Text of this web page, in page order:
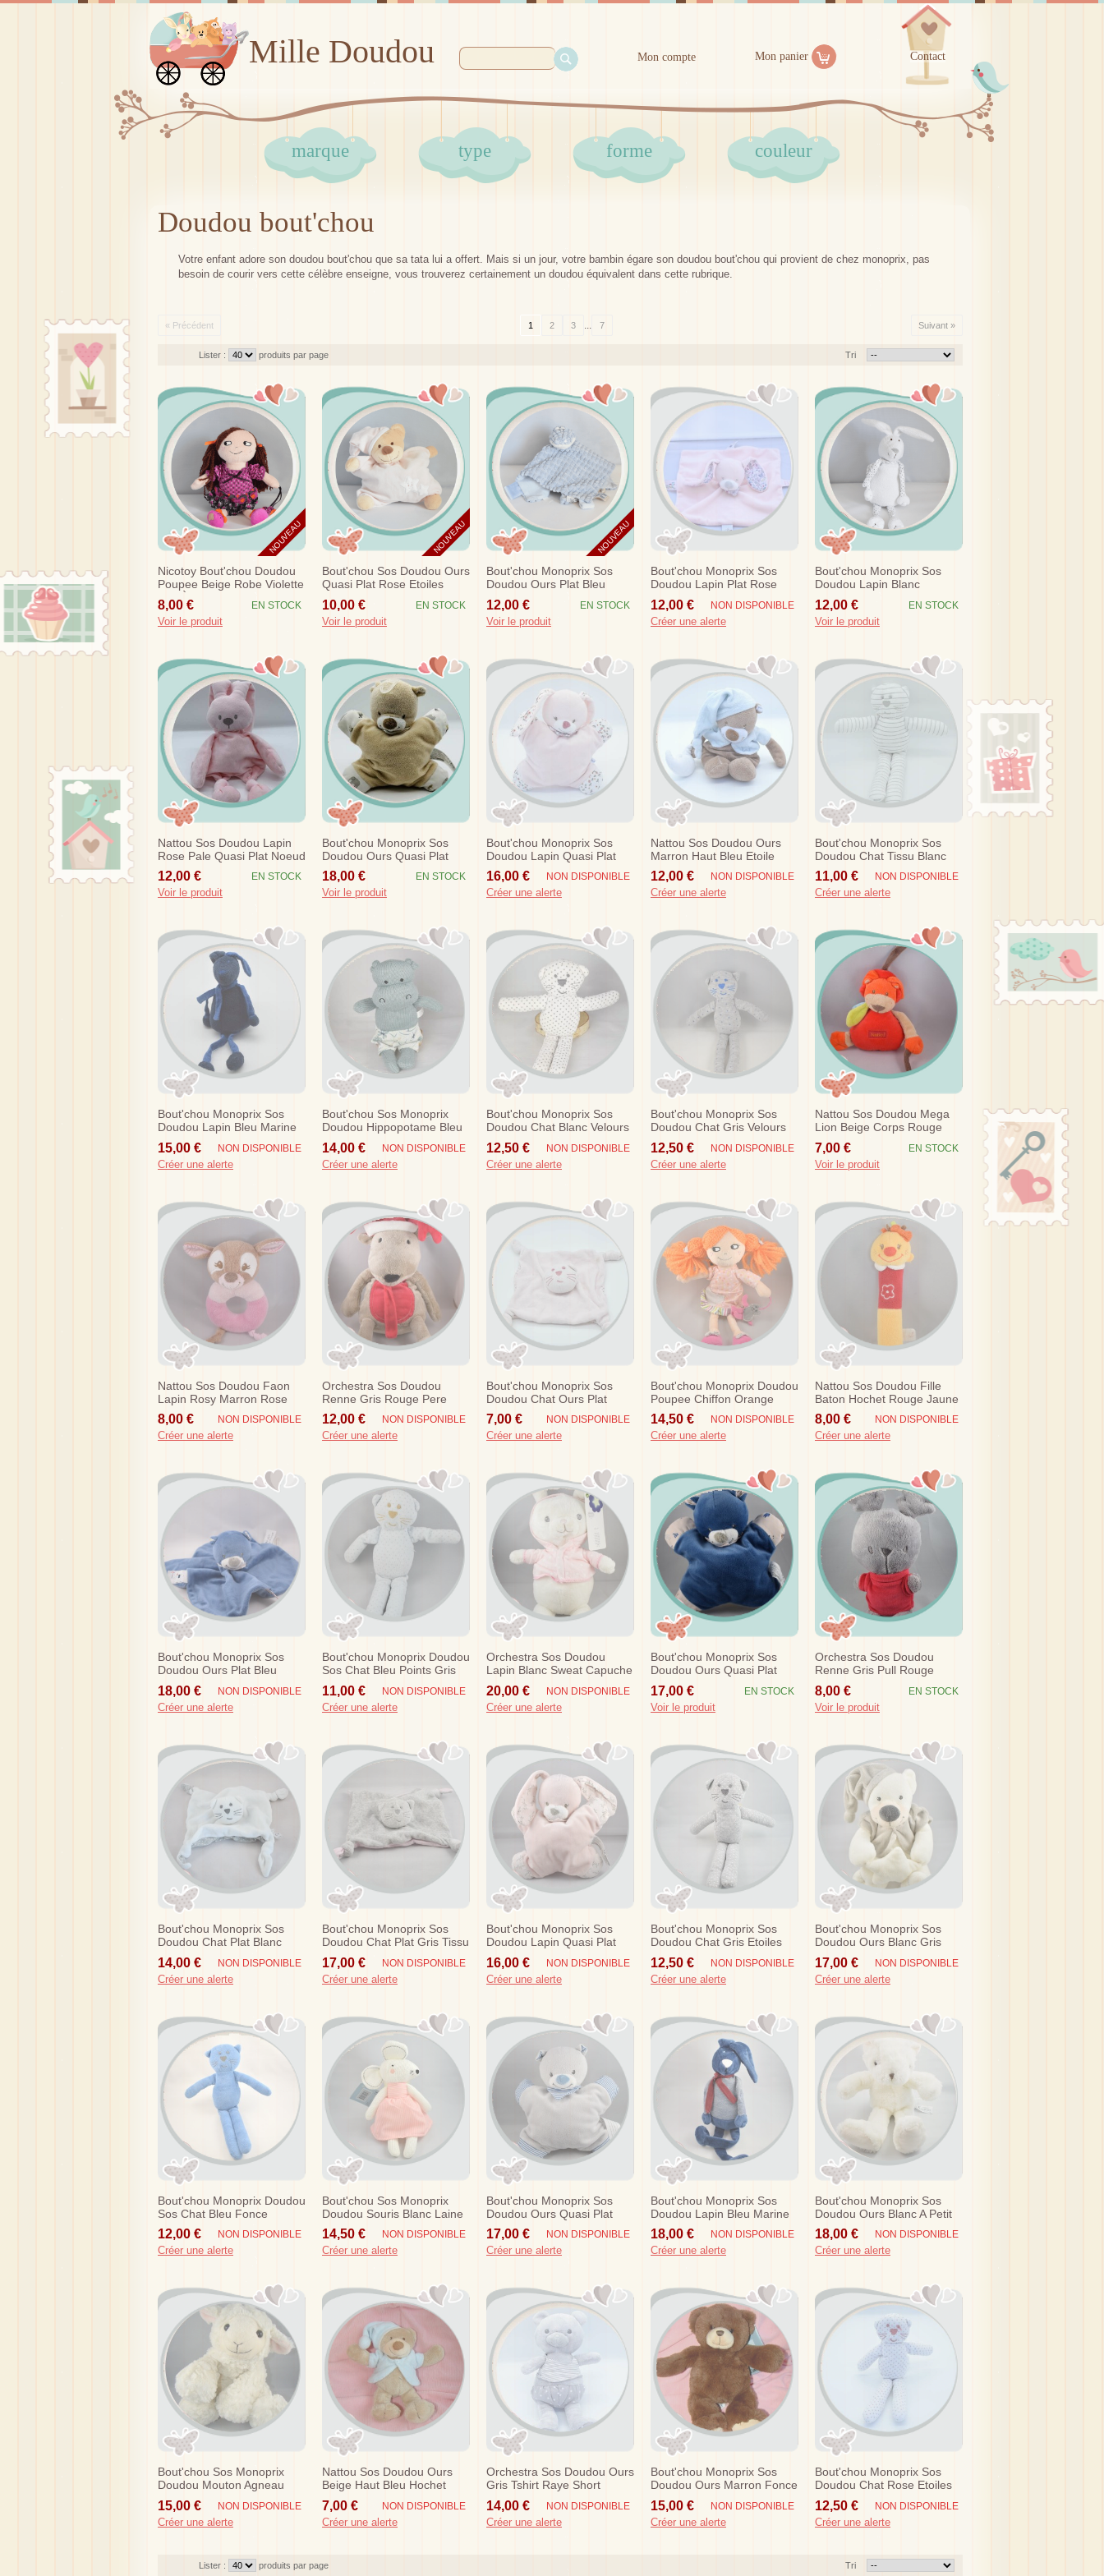
Mille Doudou Mon compte Mon panier Contact
marque type forme couleur
Doudou bout'chou
Votre enfant adore son doudou bout'chou que sa tata lui a offert. Mais si un jour, votre bambin égare son doudou bout'chou qui provient de chez monoprix, pas
besoin de courir vers cette célèbre enseigne, vous trouverez certainement un doudou équivalent dans cette rubrique.
« Précédent 1 2 3 ... 7 Suivant »
Tri
Lister : produits par page
NOUVEAU
Nicotoy Bout'chou Doudou
Poupee Beige Robe Violette
Sac À Main Sos
8,00 € EN STOCK
Voir le produit
NOUVEAU
Bout'chou Sos Doudou Ours
Quasi Plat Rose Etoiles
Hochet
10,00 € EN STOCK
Voir le produit
NOUVEAU
Bout'chou Monoprix Sos
Doudou Ours Plat Bleu
Marin
12,00 € EN STOCK
Voir le produit
Bout'chou Monoprix Sos
Doudou Lapin Plat Rose
Fleurs
12,00 € NON DISPONIBLE
Créer une alerte
Bout'chou Monoprix Sos
Doudou Lapin Blanc
Echarpe Etoiles Grises
12,00 € EN STOCK
Voir le produit
Nattou Sos Doudou Lapin
Rose Pale Quasi Plat Noeud
12,00 € EN STOCK
Voir le produit
Bout'chou Monoprix Sos
Doudou Ours Quasi Plat
Marron Beige Bandana...
18,00 € EN STOCK
Voir le produit
Bout'chou Monoprix Sos
Doudou Lapin Quasi Plat
Rose Bandana Fleurs...
16,00 € NON DISPONIBLE
Créer une alerte
Nattou Sos Doudou Ours
Marron Haut Bleu Etoile
Lune
12,00 € NON DISPONIBLE
Créer une alerte
Bout'chou Monoprix Sos
Doudou Chat Tissu Blanc
Raye Gris
11,00 € NON DISPONIBLE
Créer une alerte
Bout'chou Monoprix Sos
Doudou Lapin Bleu Marine
Echarpe Jambes Bleues...
15,00 € NON DISPONIBLE
Créer une alerte
Bout'chou Sos Monoprix
Doudou Hippopotame Bleu
Laine Trico Short Jungle
14,00 € NON DISPONIBLE
Créer une alerte
Bout'chou Monoprix Sos
Doudou Chat Blanc Velours
Etoiles Grises
12,50 € NON DISPONIBLE
Créer une alerte
Bout'chou Monoprix Sos
Doudou Chat Gris Velours
Etoiles Bleu
12,50 € NON DISPONIBLE
Créer une alerte
Nattou Sos Doudou Mega
Lion Beige Corps Rouge
Orange Eveil
7,00 € EN STOCK
Voir le produit
Nattou Sos Doudou Faon
Lapin Rosy Marron Rose
Hochet
8,00 € NON DISPONIBLE
Créer une alerte
Orchestra Sos Doudou
Renne Gris Rouge Pere
Noel
12,00 € NON DISPONIBLE
Créer une alerte
Bout'chou Monoprix Sos
Doudou Chat Ours Plat
Rose Dos Etoiles
7,00 € NON DISPONIBLE
Créer une alerte
Bout'chou Monoprix Doudou
Poupee Chiffon Orange
Robe Rose Fleur Vert...
14,50 € NON DISPONIBLE
Créer une alerte
Nattou Sos Doudou Fille
Baton Hochet Rouge Jaune
Fleur
8,00 € NON DISPONIBLE
Créer une alerte
Bout'chou Monoprix Sos
Doudou Ours Plat Bleu
Bandana Cirque
18,00 € NON DISPONIBLE
Créer une alerte
Bout'chou Monoprix Doudou
Sos Chat Bleu Points Gris
11,00 € NON DISPONIBLE
Créer une alerte
Orchestra Sos Doudou
Lapin Blanc Sweat Capuche
Rose Etoiles Fluorescentes
20,00 € NON DISPONIBLE
Créer une alerte
Bout'chou Monoprix Sos
Doudou Ours Quasi Plat
Bleu Bandana Bleu Hochet
17,00 € EN STOCK
Voir le produit
Orchestra Sos Doudou
Renne Gris Pull Rouge
8,00 € EN STOCK
Voir le produit
Bout'chou Monoprix Sos
Doudou Chat Plat Blanc
Etoile Dos Gris Noeud
14,00 € NON DISPONIBLE
Créer une alerte
Bout'chou Monoprix Sos
Doudou Chat Plat Gris Tissu
Rose
17,00 € NON DISPONIBLE
Créer une alerte
Bout'chou Monoprix Sos
Doudou Lapin Quasi Plat
Rose Bandana Fleurs
Hochet
16,00 € NON DISPONIBLE
Créer une alerte
Bout'chou Monoprix Sos
Doudou Chat Gris Etoiles
Blanches
12,50 € NON DISPONIBLE
Créer une alerte
Bout'chou Monoprix Sos
Doudou Ours Blanc Gris
Etoiles Musical
17,00 € NON DISPONIBLE
Créer une alerte
Bout'chou Monoprix Doudou
Sos Chat Bleu Fonce
12,00 € NON DISPONIBLE
Créer une alerte
Bout'chou Sos Monoprix
Doudou Souris Blanc Laine
Trico Robe Raye Rose
14,50 € NON DISPONIBLE
Créer une alerte
Bout'chou Monoprix Sos
Doudou Ours Quasi Plat
Gris Bandana Bleu Hochet
17,00 € NON DISPONIBLE
Créer une alerte
Bout'chou Monoprix Sos
Doudou Lapin Bleu Marine
Echarpe Marron
18,00 € NON DISPONIBLE
Créer une alerte
Bout'chou Monoprix Sos
Doudou Ours Blanc A Petit
Poil
18,00 € NON DISPONIBLE
Créer une alerte
Bout'chou Sos Monoprix
Doudou Mouton Agneau
Blanc Ecru
15,00 € NON DISPONIBLE
Créer une alerte
Nattou Sos Doudou Ours
Beige Haut Bleu Hochet
7,00 € NON DISPONIBLE
Créer une alerte
Orchestra Sos Doudou Ours
Gris Tshirt Raye Short
Etoiles Fluorescentes
14,00 € NON DISPONIBLE
Créer une alerte
Bout'chou Monoprix Sos
Doudou Ours Marron Fonce
Doudoublure
15,00 € NON DISPONIBLE
Créer une alerte
Bout'chou Monoprix Sos
Doudou Chat Rose Etoiles
Truffe Vieux Rose
12,50 € NON DISPONIBLE
Créer une alerte
Tri
Lister : produits par page